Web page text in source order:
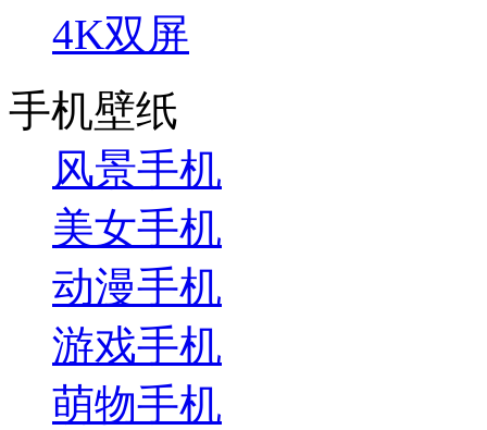
4K双屏
手机壁纸
风景手机
美女手机
动漫手机
游戏手机
萌物手机